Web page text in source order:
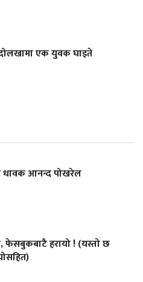
दोलखामा एक युवक घाइते
धावक आनन्द पोखरेल
फेसबुकबाटै हरायो ! (यस्तो छ